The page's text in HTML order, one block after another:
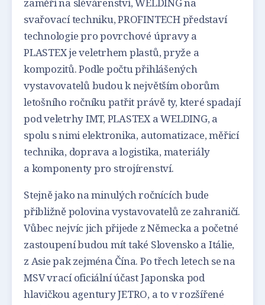
svařovací techniku, PROFINTECH představí
technologie pro povrchové úpravy a
PLASTEX je veletrhem plastů, pryže a
kompozitů. Podle počtu přihlášených
vystavovatelů budou k největším oborům
letošního ročníku patřit právě ty, které spadají
pod veletrhy IMT, PLASTEX a WELDING, a
spolu s nimi elektronika, automatizace, měřicí
technika, doprava a logistika, materiály
a komponenty pro strojírenství.
Stejně jako na minulých ročnících bude
přibližně polovina vystavovatelů ze zahraničí.
Vůbec nejvíc jich přijede z Německa a početné
zastoupení budou mít také Slovensko a Itálie,
z Asie pak zejména Čína. Po třech letech se na
MSV vrací oficiální účast Japonska pod
hlavičkou agentury JETRO, a to v rozšířené